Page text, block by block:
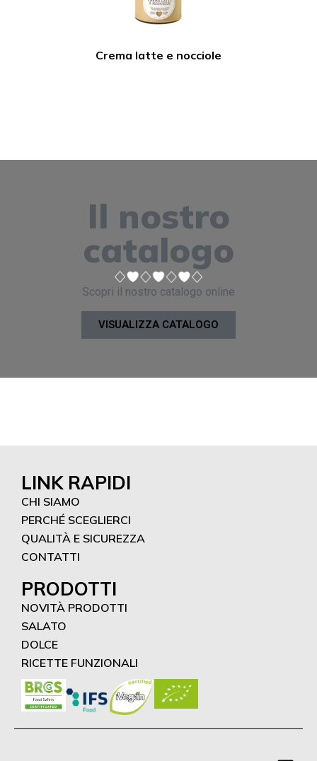
Crema latte e nocciole
Il nostro
catalogo
Scopri il nostro catalogo online
VISUALIZZA CATALOGO
LINK RAPIDI
CHI SIAMO
PERCHÉ SCEGLIERCI
QUALITÀ E SICUREZZA
CONTATTI
PRODOTTI
NOVITÀ PRODOTTI
SALATO
DOLCE
RICETTE FUNZIONALI